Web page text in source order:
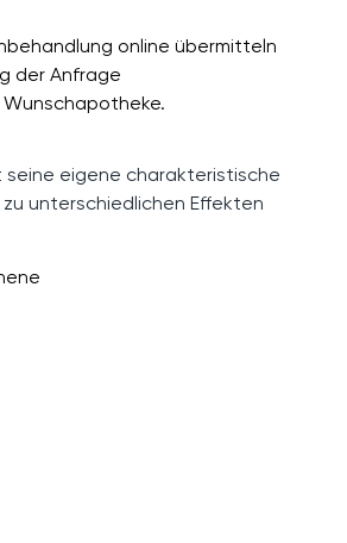
online übermitteln
der Anfrage
eigene charakteristische
unterschiedlichen Effekten